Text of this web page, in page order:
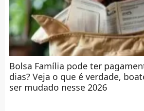
Bolsa Família pode ter
dias? Veja o que é verdade,
ser mudado nesse 2026